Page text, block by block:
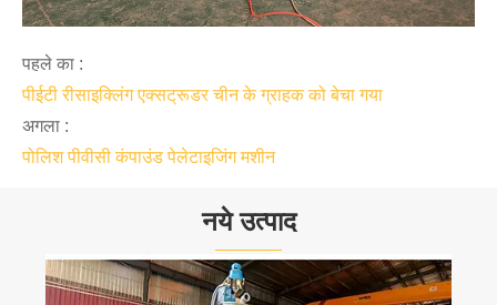
पहले का :
पीईटी रीसाइक्लिंग एक्सट्रूडर चीन के ग्राहक को बेचा गया
अगला :
पोलिश पीवीसी कंपाउंड पेलेटाइजिंग मशीन
नये उत्पाद